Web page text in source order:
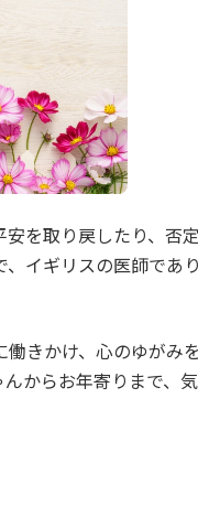
を取り戻したり、否
イギリスの医師であ
きかけ、心のゆがみ
からお年寄りまで、気